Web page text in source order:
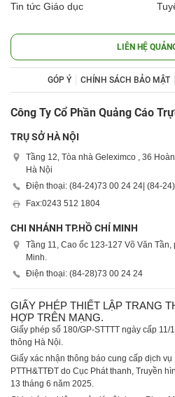
Tin tức Giáo dục
LIÊN HỆ
GÓP Ý CHÍNH SÁCH BẢO MẬT
Công Ty Cổ Phần Quảng Cáo
TRỤ SỞ HÀ NỘI
Tầng 12, Tòa nhà Geleximco , 36
Hà Nội
Điện thoại: (84-24)73 00 24 24 | (84-24)
Fax:0243 512 1804
CHI NHÁNH TP.HỒ CHÍ MINH
Tầng 11, Cao ốc 123-127 Võ Văn
Minh.
Điện thoại: (84-28)73 00 24 24
GIẤY PHÉP THIẾT LẬP TRANG
HỢP TRÊN MẠNG.
Giấy phép số 180/GP-STTTT ngày cấp
thông Hà Nội.
Giấy xác nhận thông báo cung cấp dịch
PTTH&TTĐT do Cục Phát thanh, Truyền
13 tháng 6 năm 2025.